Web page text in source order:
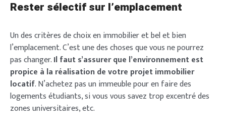
Rester sélectif sur l’emplacement
Un des critères de choix en immobilier et bel et bien
l’emplacement. C’est une des choses que vous ne pourrez
pas changer.Il faut s’assurer que l’environnement est
propice à la réalisation de votre projet immobilier
locatif. N’achetez pas un immeuble pour en faire des
logements étudiants, si vous vous savez trop excentré des
zones universitaires, etc.